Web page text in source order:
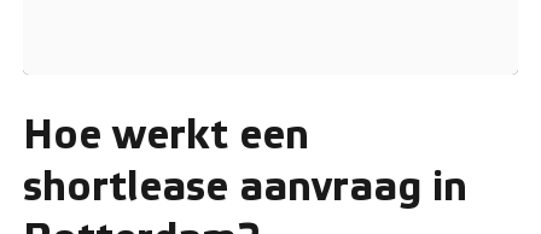
Hoe werkt een
shortlease aanvraag in